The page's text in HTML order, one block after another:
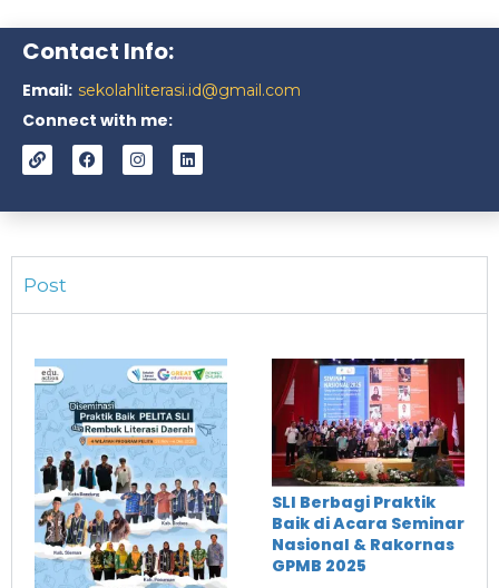
Contact Info:
Email: sekolahliterasi.id@gmail.com
Connect with me:
Post
SLI Berbagi Praktik
Baik di Acara Seminar
Nasional & Rakornas
GPMB 2025